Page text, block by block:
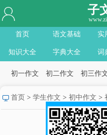
子
首页 语文基础 实
知识大全 字典大全 词
初一作文 初二作文 初三作
首页 > 学生作文 > 初中作文 >
七年级教师节
文
文
春天的景色初一作文600字5篇